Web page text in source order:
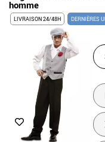
homme
LIVRAISON 24/48H DERNIÈRES